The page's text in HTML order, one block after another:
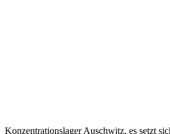
Konzentrationslager Auschwitz, es setzt